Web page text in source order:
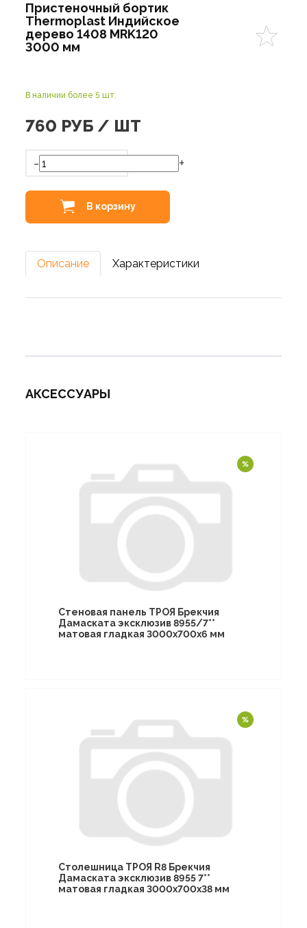
Пристеночный бортик
Thermoplast Индийское
дерево 1408 MRK120
3000 мм
В наличии более 5 шт.
760 РУБ / ШТ
- +
В корзину
Описание Характеристики
АКСЕССУАРЫ
Стеновая панель ТРОЯ Брекчия
Дамаската эксклюзив 8955/7**
матовая гладкая 3000х700х6 мм
Столешница ТРОЯ R8 Брекчия
Дамаската эксклюзив 8955 7**
матовая гладкая 3000х700х38 мм